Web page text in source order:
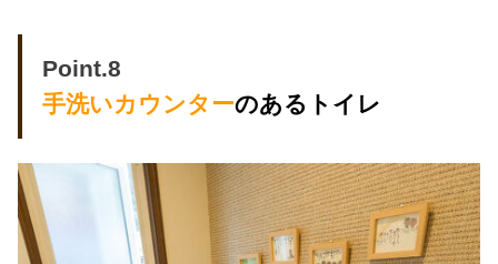
Point.8
手洗いカウンターのあるトイレ